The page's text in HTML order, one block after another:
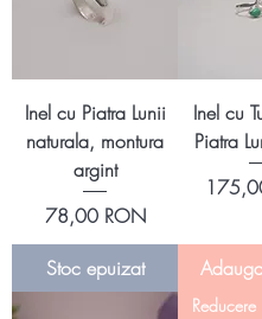
Inel cu Piatra Lunii
naturala, montura
argint
Preț
78,00 RON
Stoc epuizat
Inel cu
Piatra
Preț
Reducere